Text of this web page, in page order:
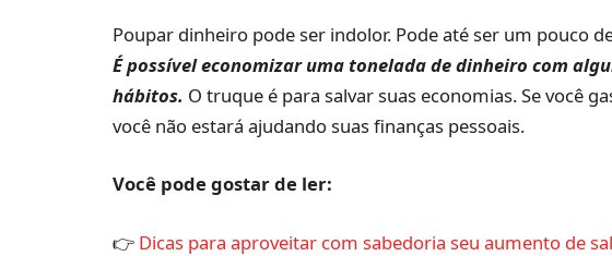
Poupar dinheiro pode ser indolor. Pode até ser um pouco
É possível economizar uma tonelada de dinheiro com
hábitos. O truque é para salvar suas economias. Se você
você não estará ajudando suas finanças pessoais.
Você pode gostar de ler:
👉 Dicas para aproveitar com sabedoria seu aumento de